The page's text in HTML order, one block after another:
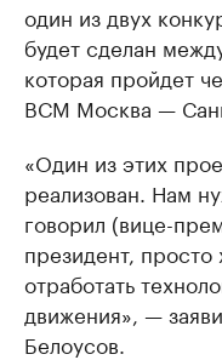
один из двух
будет сделан
которая пройдет
ВСМ Москва —
«Один из этих
реализован. Нам
говорил (вице-
президент, просто
отработать
движения», —
Белоусов.